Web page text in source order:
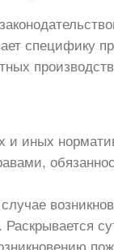
специфику
и иных